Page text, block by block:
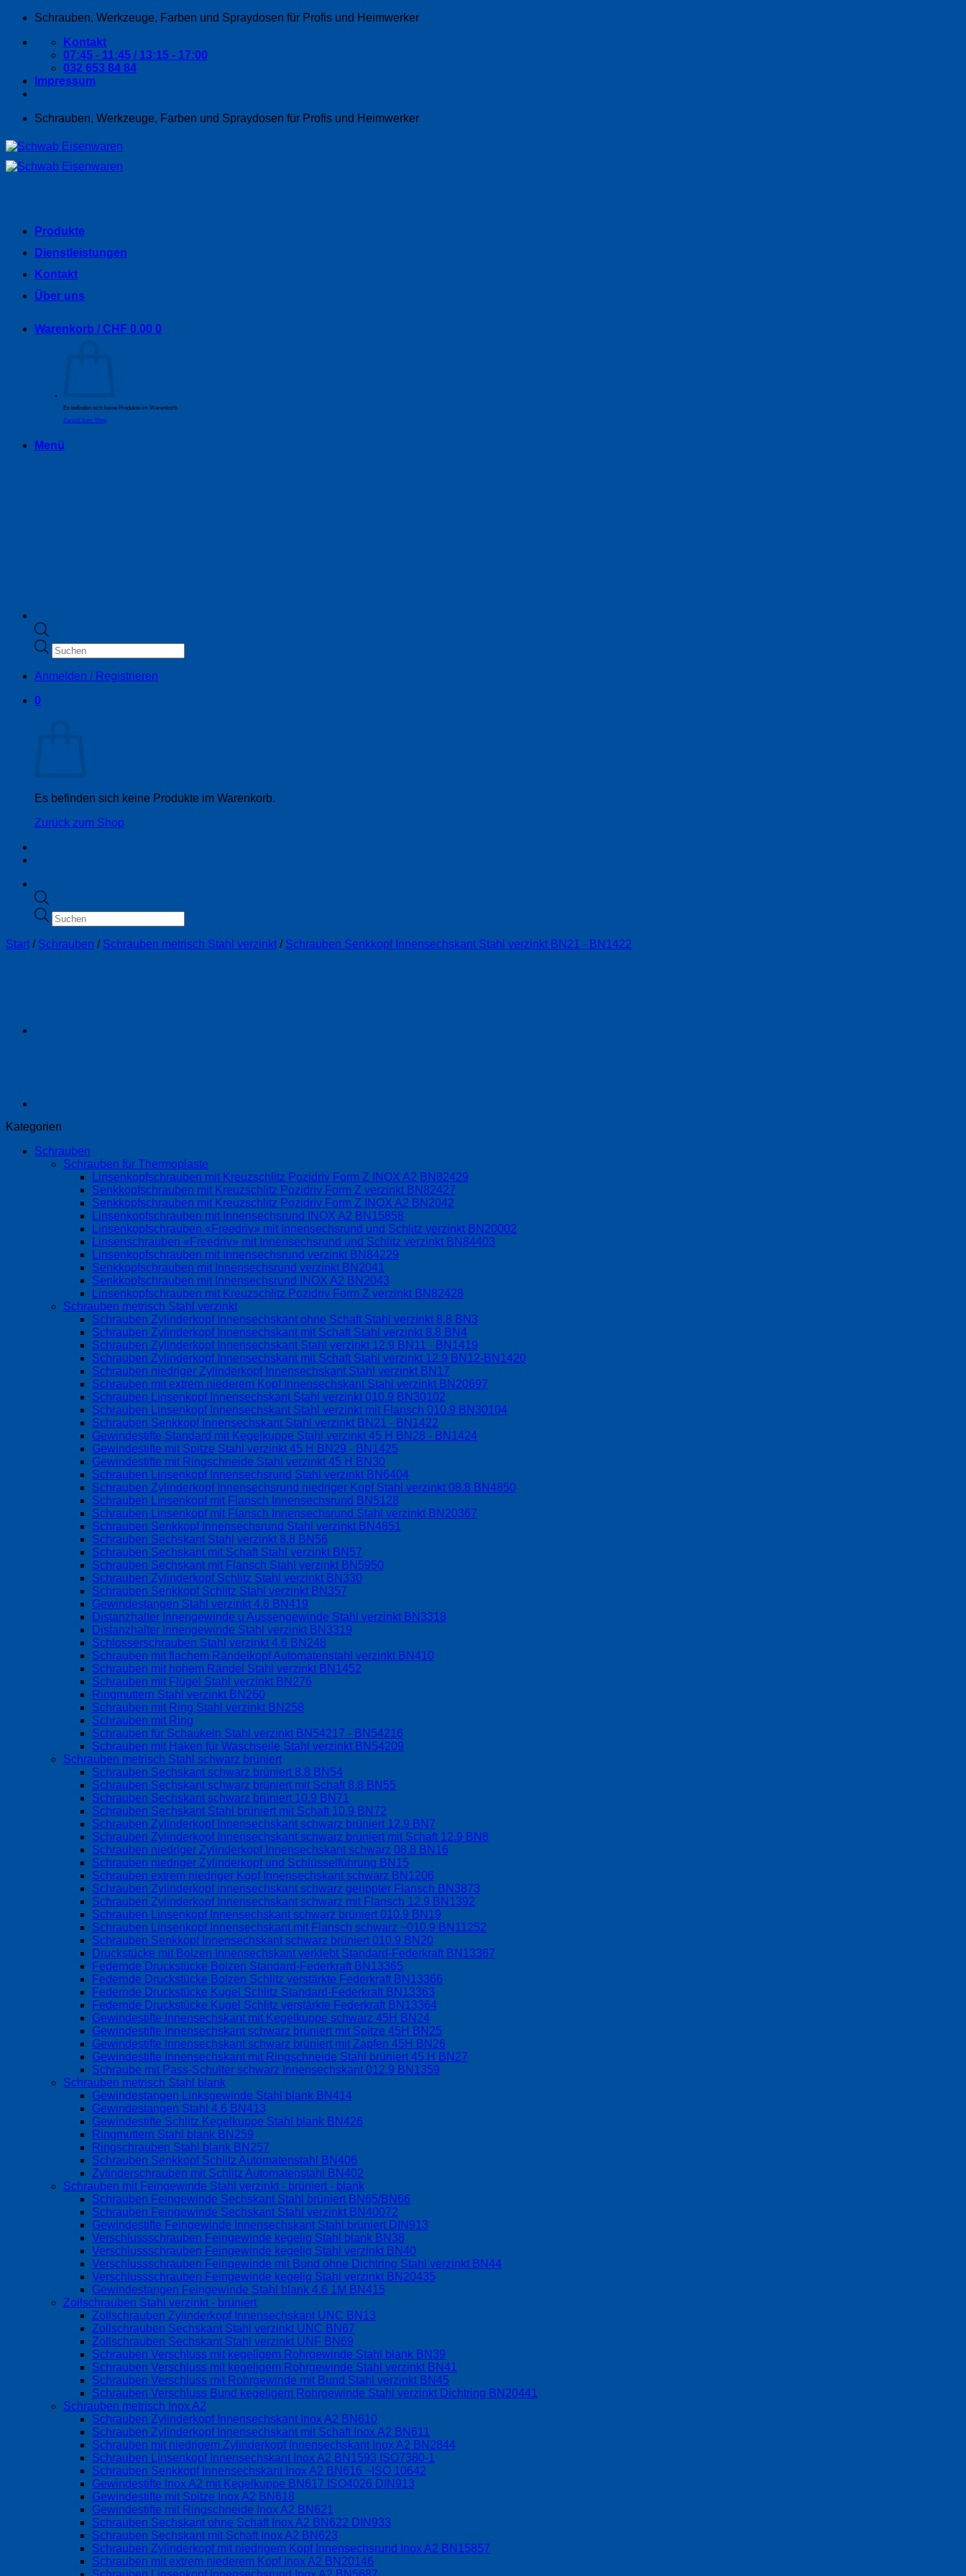
Zum
springen
Schrauben, Werkzeuge, Farben und Spraydosen für Profis und Heimwerker
Kontakt
07:45 - 11:45 / 13:15 - 17:00
032 653 84 84
Impressum
Schrauben, Werkzeuge, Farben und Spraydosen für Profis und Heimwerker
Products
search
Anmelden / Registrieren
0
Es befinden sich keine Produkte im Warenkorb.
Zurück zum Shop
Produkte
Dienstleistungen
Kontakt
Über uns
Warenkorb / CHF 0.00 0
Es befinden sich keine Produkte im Warenkorb.
Zurück zum Shop
Menü
Products
search
Start / Schrauben / Schrauben metrisch Stahl verzinkt / Schrauben Senkkopf Innensechskant Stahl verzinkt BN21 - BN1422
Kategorien
Schrauben
Schrauben für Thermoplaste
Linsenkopfschrauben mit Kreuzschlitz Pozidriv Form Z INOX A2 BN82429
Senkkopfschrauben mit Kreuzschlitz Pozidriv Form Z verzinkt BN82427
Senkkopfschrauben mit Kreuzschlitz Pozidriv Form Z INOX A2 BN2042
Linsenkopfschrauben mit Innensechsrund INOX A2 BN15858
Linsenkopfschrauben «Freedriv» mit Innensechsrund und Schlitz verzinkt BN20002
Linsenschrauben «Freedriv» mit Innensechsrund und Schlitz verzinkt BN84403
Linsenkopfschrauben mit Innensechsrund verzinkt BN84229
Senkkopfschrauben mit Innensechsrund verzinkt BN2041
Senkkopfschrauben mit Innensechsrund INOX A2 BN2043
Linsenkopfschrauben mit Kreuzschlitz Pozidriv Form Z verzinkt BN82428
Schrauben metrisch Stahl verzinkt
Schrauben Zylinderkopf Innensechskant ohne Schaft Stahl verzinkt 8.8 BN3
Schrauben Zylinderkopf Innensechskant mit Schaft Stahl verzinkt 8.8 BN4
Schrauben Zylinderkopf Innensechskant Stahl verzinkt 12.9 BN11 - BN1419
Schrauben Zylinderkopf Innensechskant mit Schaft Stahl verzinkt 12.9 BN12-BN1420
Schrauben niedriger Zylinderkopf Innensechskant Stahl verzinkt BN17
Schrauben mit extrem niederem Kopf Innensechskant Stahl verzinkt BN20697
Schrauben Linsenkopf Innensechskant Stahl verzinkt 010.9 BN30102
Schrauben Linsenkopf Innensechskant Stahl verzinkt mit Flansch 010.9 BN30104
Schrauben Senkkopf Innensechskant Stahl verzinkt BN21 - BN1422
Gewindestifte Standard mit Kegelkuppe Stahl verzinkt 45 H BN28 - BN1424
Gewindestifte mit Spitze Stahl verzinkt 45 H BN29 - BN1425
Gewindestifte mit Ringschneide Stahl verzinkt 45 H BN30
Schrauben Linsenkopf Innensechsrund Stahl verzinkt BN6404
Schrauben Zylinderkopf Innensechsrund niedriger Kopf Stahl verzinkt 08.8 BN4850
Schrauben Linsenkopf mit Flansch Innensechsrund BN5128
Schrauben Linsenkopf mit Flansch Innensechsrund Stahl verzinkt BN20367
Schrauben Senkkopf Innensechsrund Stahl verzinkt BN4851
Schrauben Sechskant Stahl verzinkt 8.8 BN56
Schrauben Sechskant mit Schaft Stahl verzinkt BN57
Schrauben Sechskant mit Flansch Stahl verzinkt BN5950
Schrauben Zylinderkopf Schlitz Stahl verzinkt BN330
Schrauben Senkkopf Schlitz Stahl verzinkt BN357
Gewindestangen Stahl verzinkt 4.6 BN419
Distanzhalter Innengewinde u Aussengewinde Stahl verzinkt BN3318
Distanzhalter Innengewinde Stahl verzinkt BN3319
Schlosserschrauben Stahl verzinkt 4.6 BN248
Schrauben mit flachem Rändelkopf Automatenstahl verzinkt BN410
Schrauben mit hohem Rändel Stahl verzinkt BN1452
Schrauben mit Flügel Stahl verzinkt BN276
Ringmuttern Stahl verzinkt BN260
Schrauben mit Ring Stahl verzinkt BN258
Schrauben mit Ring
Schrauben für Schaukeln Stahl verzinkt BN54217 - BN54216
Schrauben mit Haken für Waschseile Stahl verzinkt BN54209
Schrauben metrisch Stahl schwarz brüniert
Schrauben Sechskant schwarz brüniert 8.8 BN54
Schrauben Sechskant schwarz brüniert mit Schaft 8.8 BN55
Schrauben Sechskant schwarz brüniert 10.9 BN71
Schrauben Sechskant Stahl brüniert mit Schaft 10.9 BN72
Schrauben Zylinderkopf Innensechskant schwarz brüniert 12.9 BN7
Schrauben Zylinderkopf Innensechskant schwarz brüniert mit Schaft 12.9 BN8
Schrauben niedriger Zylinderkopf Innensechskant schwarz 08.8 BN16
Schrauben niedriger Zylinderkopf und Schlüsselführung BN15
Schrauben extrem niedriger Kopf Innensechskant schwarz BN1206
Schrauben Zylinderkopf innensechskant schwarz gerippter Flansch BN3873
Schrauben Zylinderkopf Innensechskant schwarz mit Flansch 12.9 BN1392
Schrauben Linsenkopf Innensechskant schwarz brüniert 010.9 BN19
Schrauben Linsenkopf Innensechskant mit Flansch schwarz ~010.9 BN11252
Schrauben Senkkopf Innensechskant schwarz brüniert 010.9 BN20
Druckstücke mit Bolzen Innensechskant verklebt Standard-Federkraft BN13367
Federnde Druckstücke Bolzen Standard-Federkraft BN13365
Federnde Druckstücke Bolzen Schlitz verstärkte Federkraft BN13366
Federnde Druckstücke Kugel Schlitz Standard-Federkraft BN13363
Federnde Druckstücke Kugel Schlitz verstärkte Federkraft BN13364
Gewindestifte Innensechskant mit Kegelkuppe schwarz 45H BN24
Gewindestifte Innensechskant schwarz brüniert mit Spitze 45H BN25
Gewindestifte Innensechskant schwarz brüniert mit Zapfen 45H BN26
Gewindestifte Innensechskant mit Ringschneide Stahl brüniert 45 H BN27
Schraube mit Pass-Schulter schwarz Innensechskant 012.9 BN1359
Schrauben metrisch Stahl blank
Gewindestangen Linksgewinde Stahl blank BN414
Gewindestangen Stahl 4.6 BN413
Gewindestifte Schlitz Kegelkuppe Stahl blank BN426
Ringmuttern Stahl blank BN259
Ringschrauben Stahl blank BN257
Schrauben Senkkopf Schlitz Automatenstahl BN406
Zylinderschrauben mit Schlitz Automatenstahl BN402
Schrauben mit Feingewinde Stahl verzinkt - brüniert - blank
Schrauben Feingewinde Sechskant Stahl brüniert BN65/BN66
Schrauben Feingewinde Sechskant Stahl verzinkt BN40072
Gewindestifte Feingewinde Innensechskant Stahl brüniert DIN913
Verschlussschrauben Feingewinde kegelig Stahl blank BN38
Verschlussschrauben Feingewinde kegelig Stahl verzinkt BN40
Verschlussschrauben Feingewinde mit Bund ohne Dichtring Stahl verzinkt BN44
Verschlussschrauben Feingewinde kegelig Stahl verzinkt BN20435
Gewindestangen Feingewinde Stahl blank 4.6 1M BN415
Zollschrauben Stahl verzinkt - brüniert
Zollschrauben Zylinderkopf Innensechskant UNC BN13
Zollschrauben Sechskant Stahl verzinkt UNC BN67
Zollschrauben Sechskant Stahl verzinkt UNF BN69
Schrauben Verschluss mit kegeligem Rohrgewinde Stahl blank BN39
Schrauben Verschluss mit kegeligem Rohrgewinde Stahl verzinkt BN41
Schrauben Verschluss mit Rohrgewinde mit Bund Stahl verzinkt BN45
Schrauben Verschluss Bund kegeligem Rohrgewinde Stahl verzinkt Dichtring BN20441
Schrauben metrisch Inox A2
Schrauben Zylinderkopf Innensechskant Inox A2 BN610
Schrauben Zylinderkopf Innensechskant mit Schaft Inox A2 BN611
Schrauben mit niedrigem Zylinderkopf Innensechskant Inox A2 BN2844
Schrauben Linsenkopf Innensechskant Inox A2 BN1593 ISO7380-1
Schrauben Senkkopf Innensechskant Inox A2 BN616 ~ISO 10642
Gewindestifte Inox A2 mit Kegelkuppe BN617 ISO4026 DIN913
Gewindestifte mit Spitze Inox A2 BN618
Gewindestifte mit Ringschneide Inox A2 BN621
Schrauben Sechskant ohne Schaft Inox A2 BN622 DIN933
Schrauben Sechskant mit Schaft Inox A2 BN623
Schrauben Zylinderkopf mit niedrigem Kopf Innensechsrund Inox A2 BN15857
Schrauben mit extrem niederem Kopf Inox A2 BN20146